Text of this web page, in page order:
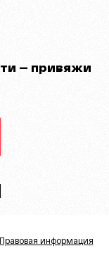
— привяжи
Правовая информация